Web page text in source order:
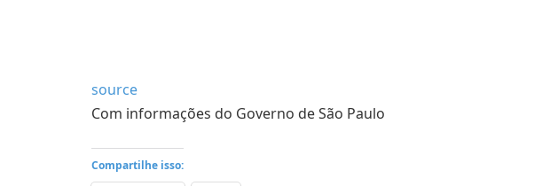
source
Com informações do Governo de São Paulo
Compartilhe isso: